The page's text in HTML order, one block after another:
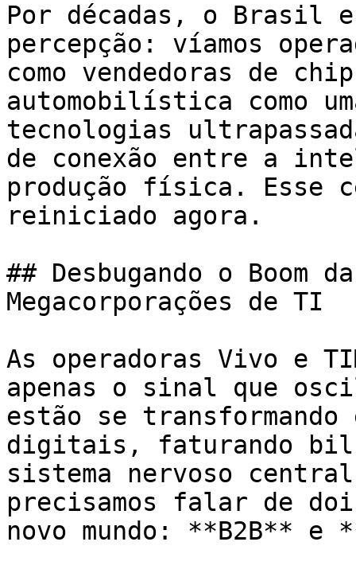
Por décadas, o Brasil
percepção: víamos
como vendedoras de
automobilística como
tecnologias
de conexão entre a
produção física. Esse
reiniciado agora.
## Desbugando o Boom
Megacorporações de TI
As operadoras Vivo e
apenas o sinal que
estão se
digitais, faturando
sistema nervoso
precisamos falar de
novo mundo: **B2B** e